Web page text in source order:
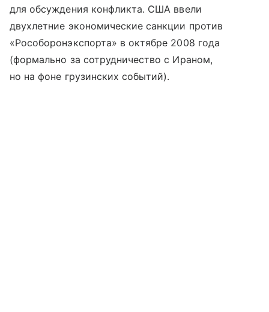
для обсуждения конфликта. США ввели
двухлетние экономические санкции против
«Рособоронэкспорта» в октябре 2008 года
(формально за сотрудничество с Ираном,
но на фоне грузинских событий).